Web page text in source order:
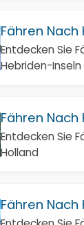
Fähren
Entdecken Sie
Hebriden-Inseln
Fähren Nach
Entdecken Sie
Holland
Fähren Nach